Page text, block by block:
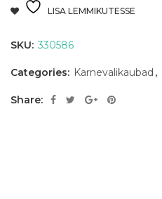
LISA LEMMIKUTESSE
SKU: 330586
Categories: Karnevalikaubad ,
Share: